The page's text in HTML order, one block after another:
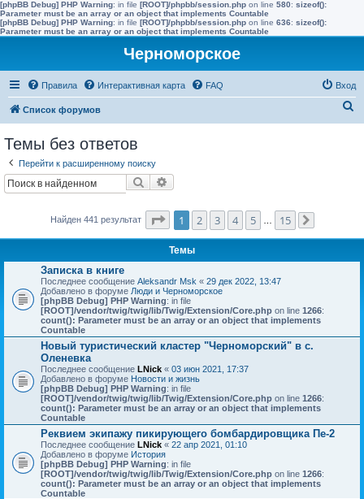
[phpBB Debug] PHP Warning: in file [ROOT]/phpbb/session.php on line 580: sizeof():
Parameter must be an array or an object that implements Countable
[phpBB Debug] PHP Warning: in file [ROOT]/phpbb/session.php on line 636: sizeof():
Parameter must be an array or an object that implements Countable
Черноморское
Правила Интерактивная карта FAQ Вход
Список форумов
Темы без ответов
Перейти к расширенному поиску
Поиск
Найден 441 результат Страница1 из
1 2 3 4 5 15
Темы
Записка в книге
Последнее сообщение Aleksandr Msk « 29 дек 2022, 13:47
Добавлено в форуме Люди и Черноморское
[phpBB Debug] PHP Warning: in file
[ROOT]/vendor/twig/twig/lib/Twig/Extension/Core.php on line 1266:
count(): Parameter must be an array or an object that implements
Countable
Новый туристический кластер "Черноморский" в с.
Оленевка
Последнее сообщение LNick « 03 июн 2021, 17:37
Добавлено в форуме Новости и жизнь
[phpBB Debug] PHP Warning: in file
[ROOT]/vendor/twig/twig/lib/Twig/Extension/Core.php on line 1266:
count(): Parameter must be an array or an object that implements
Countable
Реквием экипажу пикирующего бомбардировщика Пе-2
Последнее сообщение LNick « 22 апр 2021, 01:10
Добавлено в форуме История
[phpBB Debug] PHP Warning: in file
[ROOT]/vendor/twig/twig/lib/Twig/Extension/Core.php on line 1266:
count(): Parameter must be an array or an object that implements
Countable